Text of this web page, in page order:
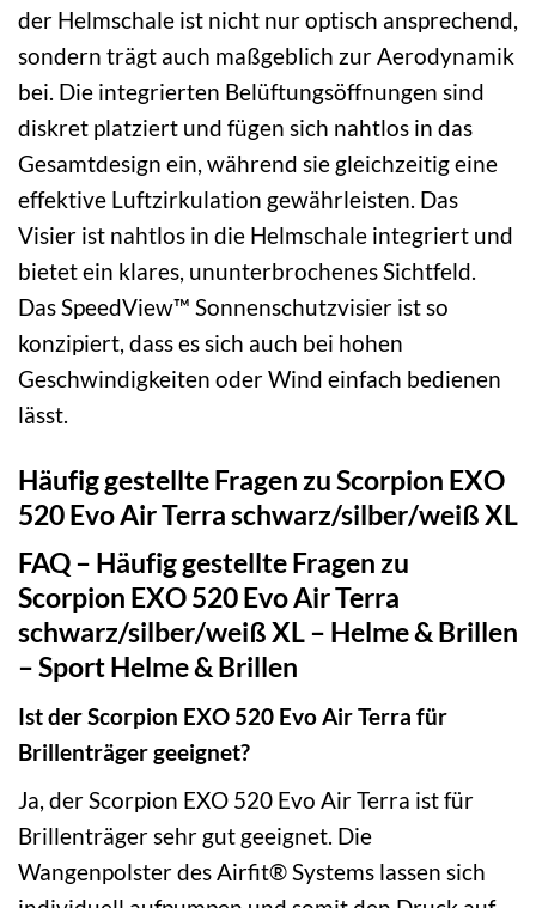
der Helmschale ist nicht nur optisch ansprechend,
sondern trägt auch maßgeblich zur Aerodynamik
bei. Die integrierten Belüftungsöffnungen sind
diskret platziert und fügen sich nahtlos in das
Gesamtdesign ein, während sie gleichzeitig eine
effektive Luftzirkulation gewährleisten. Das
Visier ist nahtlos in die Helmschale integriert und
bietet ein klares, ununterbrochenes Sichtfeld.
Das SpeedView™ Sonnenschutzvisier ist so
konzipiert, dass es sich auch bei hohen
Geschwindigkeiten oder Wind einfach bedienen
lässt.
Häufig gestellte Fragen zu Scorpion EXO
520 Evo Air Terra schwarz/silber/weiß XL
FAQ – Häufig gestellte Fragen zu
Scorpion EXO 520 Evo Air Terra
schwarz/silber/weiß XL – Helme & Brillen
– Sport Helme & Brillen
Ist der Scorpion EXO 520 Evo Air Terra für
Brillenträger geeignet?
Ja, der Scorpion EXO 520 Evo Air Terra ist für
Brillenträger sehr gut geeignet. Die
Wangenpolster des Airfit® Systems lassen sich